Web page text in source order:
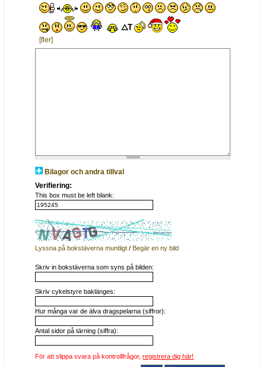
[fler]
Bilagor och andra tillval
Verifiering:
This box must be left blank:
Lyssna på bokstäverna muntligt /Begär en ny bild
Skriv in bokstäverna som syns på bilden:
Skriv cykelstyre baklänges:
Hur många var de älva dragspelarna (siffror):
Antal sidor på tärning (siffra):
För att slippa svara på kontrollfrågor,registrera dig här!